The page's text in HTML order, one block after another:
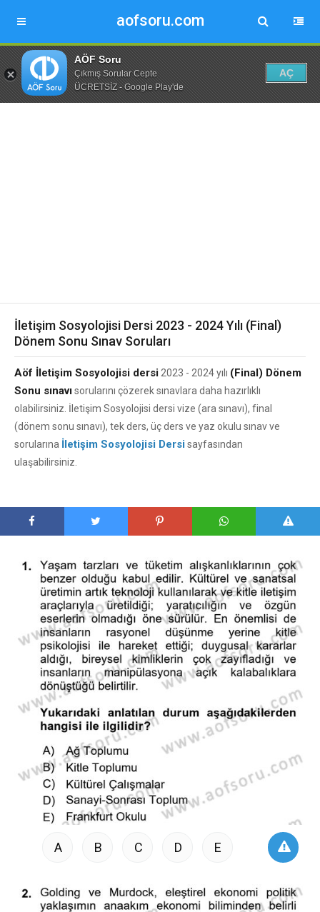
aofsoru.com
AÖF Soru
Çıkmış Sorular Cepte
ÜCRETSİZ - Google Play'de
AÇ
İletişim Sosyolojisi Dersi 2023 - 2024 Yılı (Final)
Dönem Sonu Sınav Soruları
Aöf İletişim Sosyolojisi dersi 2023 - 2024 yılı (Final) Dönem
Sonu sınavısorularını çözerek sınavlara daha hazırlıklı
olabilirsiniz. İletişim Sosyolojisi dersi vize (ara sınavı), final
(dönem sonu sınavı), tek ders, üç ders ve yaz okulu sınav ve
sorularına İletişim Sosyolojisi Dersisayfasından
ulaşabilirsiniz.
A B C D E